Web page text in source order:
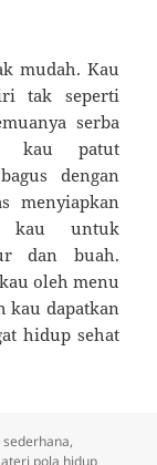
mudah. Kau
tak seperti
serba
kau patut
dengan
menyiapkan
kau untuk
dan buah.
oleh menu
kau dapatkan
hidup sehat
,
pola hidup